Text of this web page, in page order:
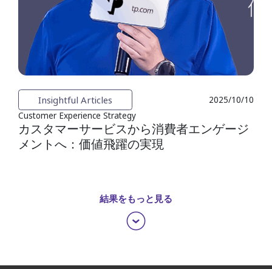
Insightful Articles
2025/10/10
Customer Experience Strategy
カスタマーサービスから消費者エンゲージ
メントへ：価値飛躍の実現
結果をもっと見る